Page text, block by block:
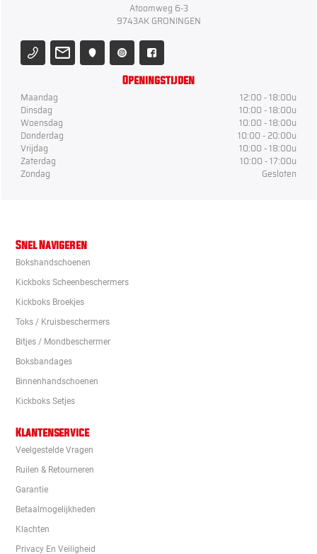
Atoomweg 6-3
9743AK GRONINGEN
Openingstijden
Maandag
12:00 - 18:00u
Dinsdag
10:00 - 18:00u
Woensdag
10:00 - 18:00u
Donderdag
10:00 - 20:00u
Vrijdag
10:00 - 18:00u
Zaterdag
10:00 - 17:00u
Zondag
Gesloten
Snel Navigeren
Bokshandschoenen
Kickboks Scheenbeschermers
Kickboks Broekjes
Toks / Kruisbeschermers
Bitjes / Mondbeschermer
Boksbandages
Binnenhandschoenen
Kickboks Setjes
Klantenservice
Veelgestelde Vragen
Ruilen & Retourneren
Garantie
Betaalmogelijkheden
Klachten
Privacy En Veiligheid